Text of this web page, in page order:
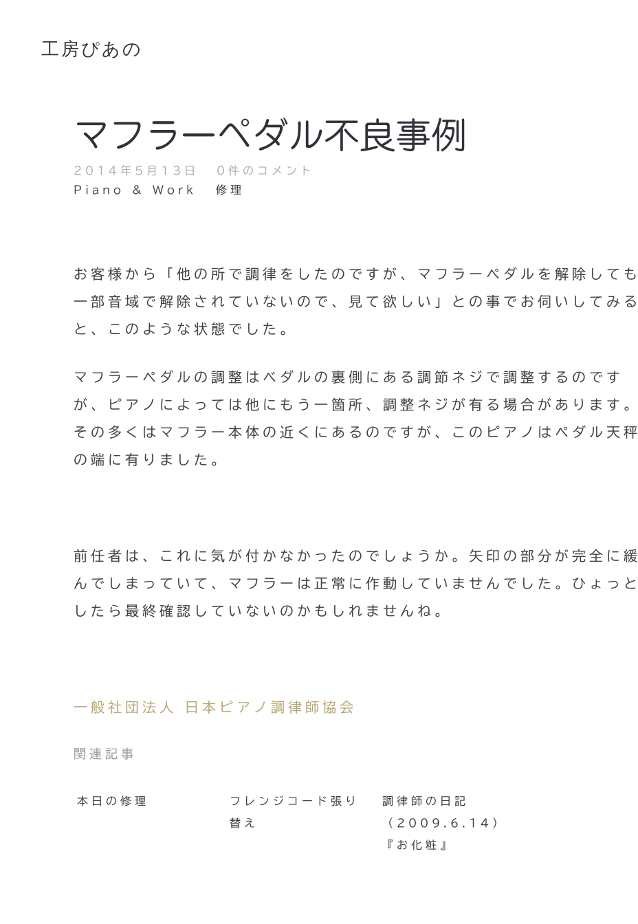
工房ぴあの
マフラーペダル不良事例
2014年5月13日
0件のコメント
Piano & Work
修理
お客様から「他の所で調律をしたのですが、マフラーペダルを解除しても
一部音域で解除されていないので、見て欲しい」との事でお伺いしてみる
と、このような状態でした。
マフラーペダルの調整はベダルの裏側にある調節ネジで調整するのです
が、ピアノによっては他にもう一箇所、調整ネジが有る場合があります。
その多くはマフラー本体の近くにあるのですが、このピアノはペダル天秤
の端に有りました。
前任者は、これに気が付かなかったのでしょうか。矢印の部分が完全に緩
んでしまっていて、マフラーは正常に作動していませんでした。ひょっと
したら最終確認していないのかもしれませんね。
一般社団法人 日本ピアノ調律師協会
関連記事
本日の修理
フレンジコード張り
替え
調律師の日記
（2009.6.14）
『お化粧』